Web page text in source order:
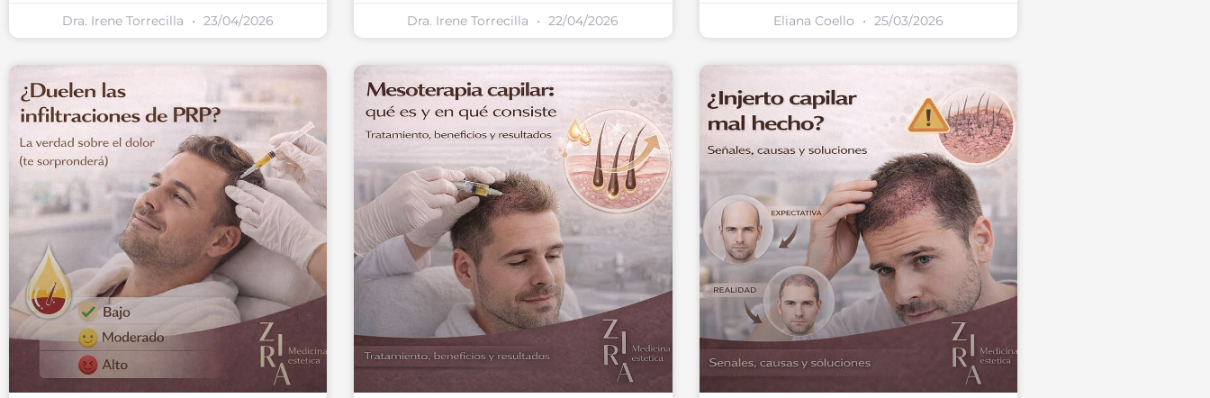
Dra. Irene Torrecilla 23/04/2026 Dra. Irene Torrecilla 22/04/2026 Eliana Coello 25/03/2026